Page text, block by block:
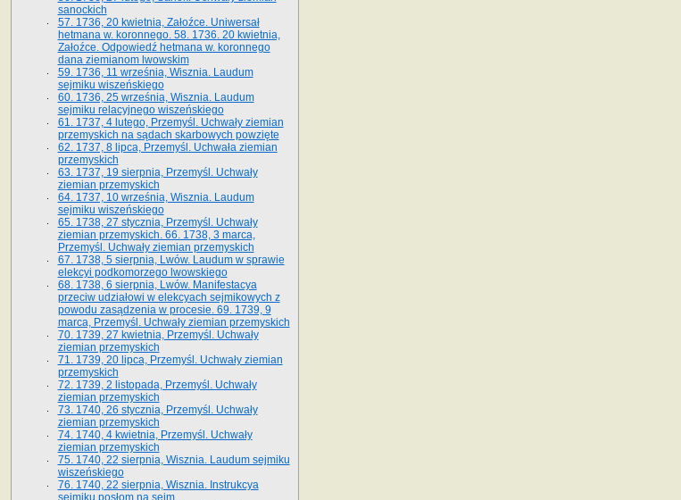
sanockich
57. 1736, 20 kwietnia, Załoźce. Uniwersał
hetmana w. koronnego. 58. 1736. 20 kwietnia,
Załoźce. Odpowiedź hetmana w. koronnego
dana ziemianom lwowskim
59. 1736, 11 września, Wisznia. Laudum
sejmiku wiszeńskiego
60. 1736, 25 września, Wisznia. Laudum
sejmiku relacyjnego wiszeńskiego
61. 1737, 4 lutego, Przemyśl. Uchwały ziemian
przemyskich na sądach skarbowych powzięte
62. 1737, 8 lipca, Przemyśl. Uchwała ziemian
przemyskich
63. 1737, 19 sierpnia, Przemyśl. Uchwały
ziemian przemyskich
64. 1737, 10 września, Wisznia. Laudum
sejmiku wiszeńskiego
65. 1738, 27 stycznia, Przemyśl. Uchwały
ziemian przemyskich­­. 66. 1738, 3 marca,
Przemyśl. Uchwały ziemian przemyskich­
67. 1738, 5 sierpnia, Lwów. Laudum w sprawie
elekcyi podkomorzego lwowskiego
68. 1738, 6 sierpnia, Lwów. Manifestacya
przeciw udziałowi w elekcyach sejmikowych z
powodu zasądzenia w procesie. 69. 1739, 9
marca, Przemyśl. Uchwały ziemian przemyskich
70. 1739, 27 kwietnia, Przemyśl. Uchwały
ziemian przemyskich
71. 1739, 20 lipca, Przemyśl. Uchwały ziemian
przemyskich
72. 1739, 2 listopada, Przemyśl. Uchwały
ziemian przemyskich
73. 1740, 26 stycznia, Przemyśl. Uchwały
ziemian przemyskich
74. 1740, 4 kwietnia, Przemyśl. Uchwały
ziemian przemyskich
75. 1740, 22 sierpnia, Wisznia. Laudum sejmiku
wiszeńskiego
76. 1740, 22 sierpnia, Wisznia. Instrukcya
sejmiku posłom na sejm